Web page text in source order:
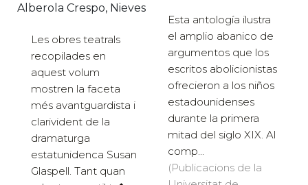
Alberola Crespo, Nieves
Les obres teatrals
recopilades en
aquest volum
mostren la faceta
més avantguardista i
clarivident de la
dramaturga
estatunidenca Susan
Glaspell. Tant quan
Esta antología ilustra
el amplio abanico de
argumentos que los
escritos abolicionistas
ofrecieron a los niños
estadounidenses
durante la primera
mitad del siglo XIX. Al
comp...
(Publicacions de la